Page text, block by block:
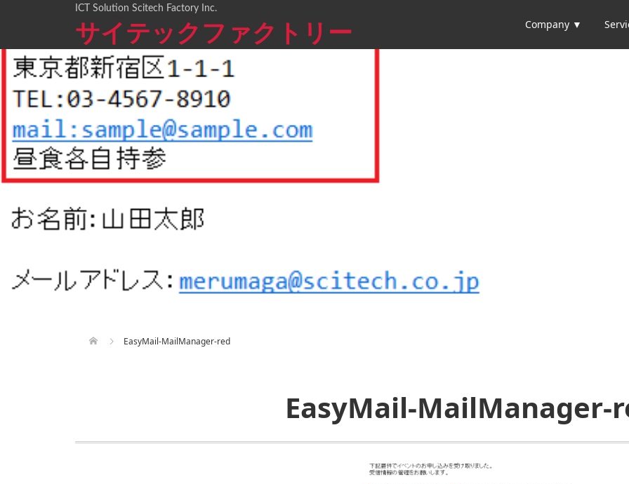
ICT Solution Scitech Factory Inc.
サイテックファクトリー Company ▼
EasyMail-MailManager-red
EasyMail-MailManager-